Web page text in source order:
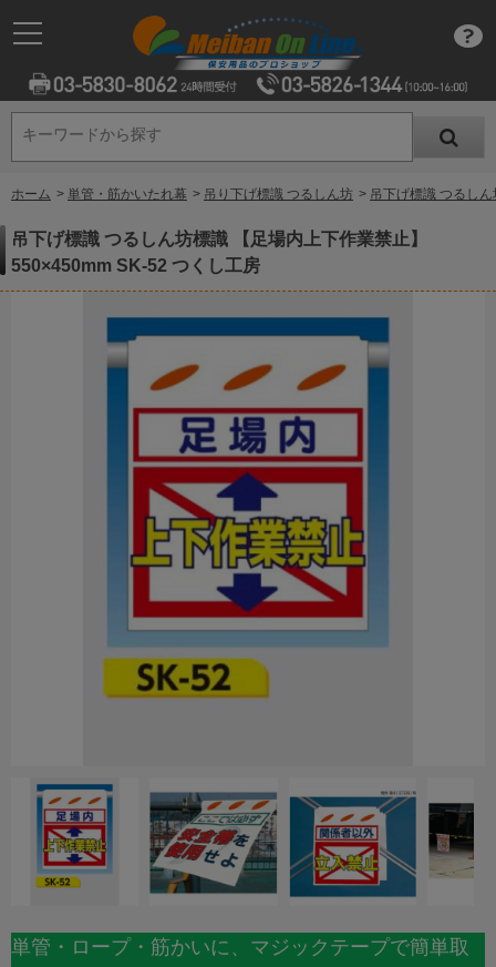
キーワードから探す
キーワードから探す
ホーム > 単管・筋かいたれ幕 > 吊り下げ標識 つるしん坊 > 吊下げ標識 つるし
吊下げ標識 つるしん坊標識 【足場内上下作業禁止】
550×450mm SK-52 つくし工房
単管・ロープ・筋かいに、マジックテープで簡単取